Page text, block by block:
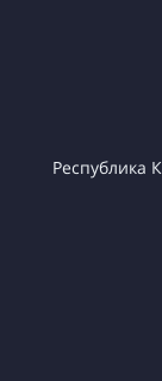
Республика